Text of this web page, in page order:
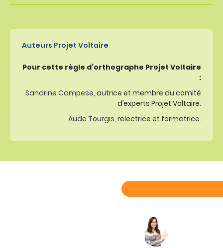
Auteurs Projet Voltaire
Pour cette règle d’orthographe Projet Voltaire
:
Sandrine Campese, autrice et membre du comité
d’experts Projet Voltaire.
Aude Tourgis, relectrice et formatrice.